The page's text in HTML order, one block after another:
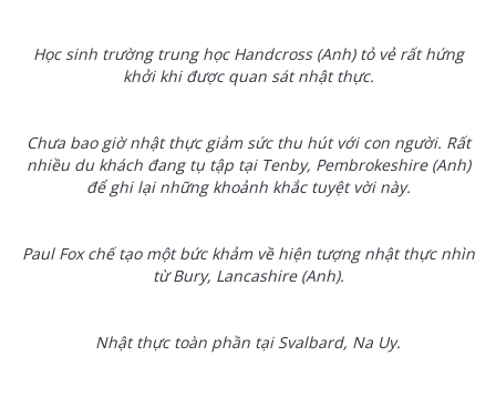
Học sinh trường trung học Handcross (Anh) tỏ vẻ rất hứng
khởi khi được quan sát nhật thực.
Chưa bao giờ nhật thực giảm sức thu hút với con người. Rất
nhiều du khách đang tụ tập tại Tenby, Pembrokeshire (Anh)
để ghi lại những khoảnh khắc tuyệt vời này.
Paul Fox chế tạo một bức khảm về hiện tượng nhật thực nhìn
từ Bury, Lancashire (Anh).
Nhật thực toàn phần tại Svalbard, Na Uy.